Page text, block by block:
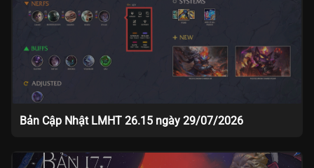
Bản Cập Nhật LMHT 26.15 ngày 29/07/2026